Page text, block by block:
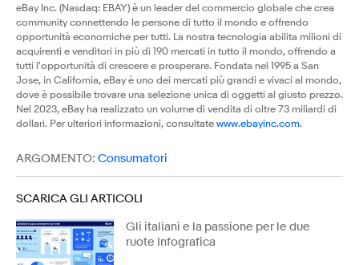
eBay Inc. (Nasdaq: EBAY) è un leader del commercio globale che crea
community connettendo le persone di tutto il mondo e offrendo
opportunità economiche per tutti. La nostra tecnologia abilita milioni di
acquirenti e venditori in più di 190 mercati in tutto il mondo, offrendo a
tutti l'opportunità di crescere e prosperare. Fondata nel 1995 a San
Jose, in California, eBay è uno dei mercati più grandi e vivaci al mondo,
dove è possibile trovare una selezione unica di oggetti al giusto prezzo.
Nel 2023, eBay ha realizzato un volume di vendita di oltre 73 miliardi di
dollari. Per ulteriori informazioni, consultatewww.ebayinc.com.
ARGOMENTO: Consumatori
SCARICA GLI ARTICOLI
Gli italiani e la passione per le due
ruote Infografica